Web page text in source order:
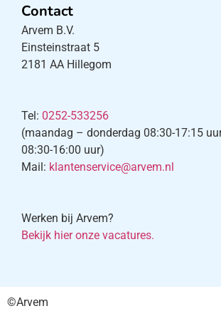
Contact
Arvem B.V.
Einsteinstraat 5
2181 AA Hillegom
Tel: 0252-533256
(maandag – donderdag 08:30-17:15
08:30-16:00 uur)
Mail: klantenservice@arvem.nl
Werken bij Arvem?
Bekijk hier onze vacatures.
©Arvem